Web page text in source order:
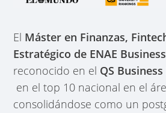
El Máster en Finanzas,
Estratégico de ENAE
reconocido en el QS
en el top 10 nacional en el
consolidándose como un